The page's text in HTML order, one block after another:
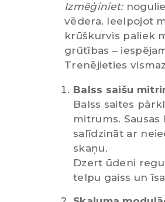
Izmēģiniet:
vēdera. Ieelpojot
krūškurvis paliek
grūtības –
Trenējieties
Balss saišu
Balss saites
mitrums. Sausas
salīdzināt ar
skaņu.
Dzert ūdeni
telpu gaiss un